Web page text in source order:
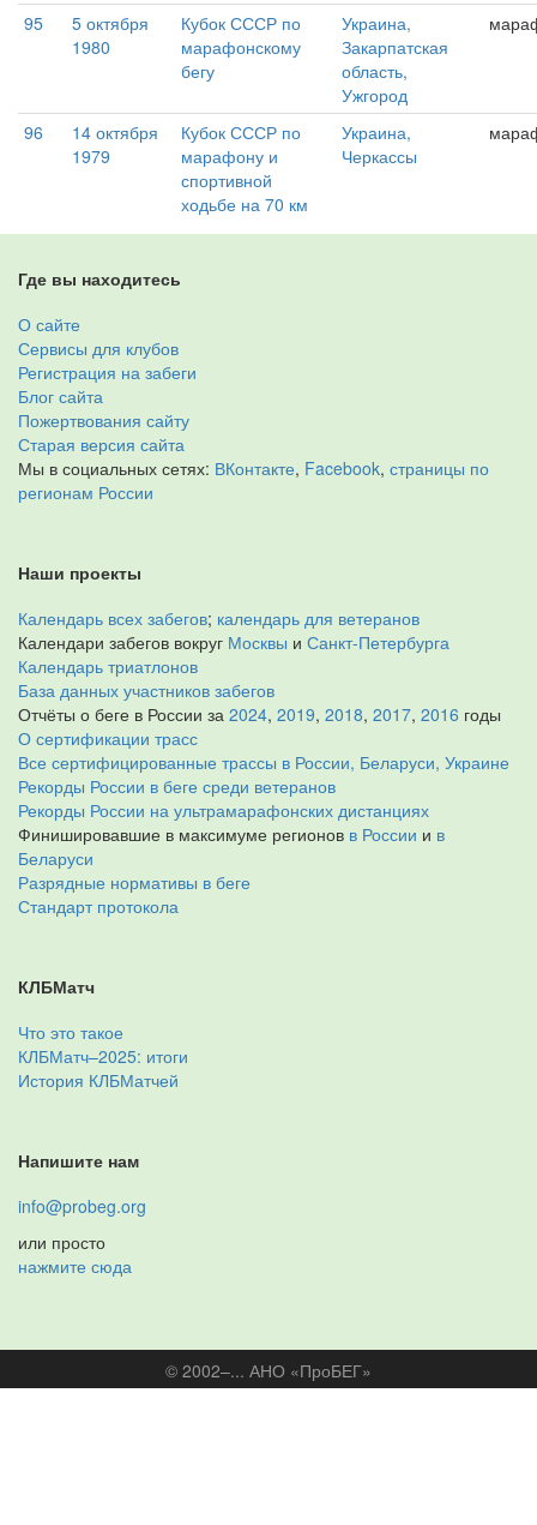
95
5 октября
1980
Кубок СССР по
марафонскому
бегу
Украина,
Закарпатская
область,
Ужгород
96
14 октября
1979
Кубок СССР по
марафону и
спортивной
ходьбе на 70 км
Украина,
Черкассы
Где вы находитесь
О сайте
Сервисы для клубов
Регистрация на забеги
Блог сайта
Пожертвования сайту
Старая версия сайта
Мы в социальных сетях: ВКонтакте, Facebook, страницы по
регионам России
Наши проекты
Календарь всех забегов; календарь для ветеранов
Календари забегов вокруг Москвы и Санкт-Петербурга
Календарь триатлонов
База данных участников забегов
Отчёты о беге в России за 2024, 2019, 2018, 2017, 2016 годы
О сертификации трасс
Все сертифицированные трассы в России, Беларуси, Украине
Рекорды России в беге среди ветеранов
Рекорды России на ультрамарафонских дистанциях
Финишировавшие в максимуме регионов в России и в
Беларуси
Разрядные нормативы в беге
Стандарт протокола
КЛБМатч
Что это такое
КЛБМатч–2025: итоги
История КЛБМатчей
Напишите нам
info@probeg.org
или просто
нажмите сюда
© 2002–... АНО «ПроБЕГ»